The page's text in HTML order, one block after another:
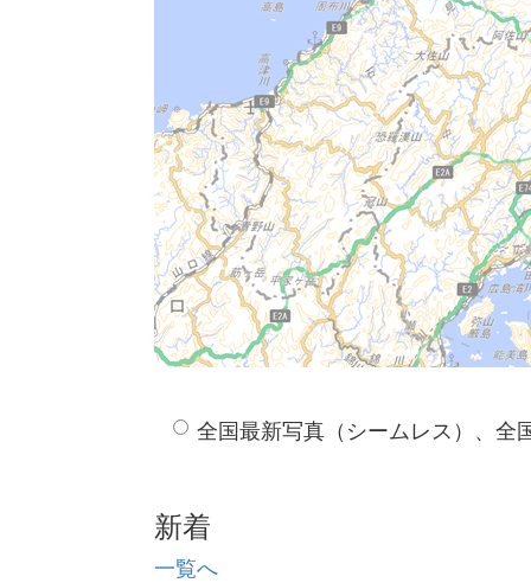
全国最新写真（シームレス）、全
新着
一覧へ